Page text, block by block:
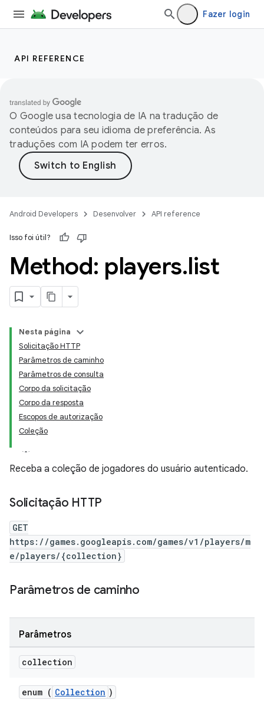
Fazer login
API REFERENCE
O Google usa tecnologia de IA na tradução de
conteúdos para seu idioma de preferência. As
traduções com IA podem ter erros.
Android Developers Desenvolver API reference
Isso foi útil?
Method: players.list
Nesta página
Solicitação HTTP
Parâmetros de caminho
Parâmetros de consulta
Corpo da solicitação
Corpo da resposta
Escopos de autorização
Coleção
Receba a coleção de jogadores do usuário autenticado.
Solicitação HTTP
GET
https://games.googleapis.com/games/v1/players/m
e/players/{collection}
Parâmetros de caminho
Parâmetros
collection
enum ( Collection )